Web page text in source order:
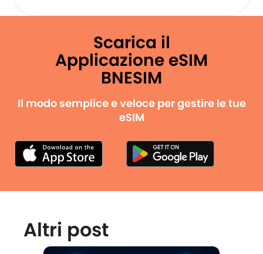
Scarica il
Applicazione eSIM
BNESIM
Il modo semplice e veloce per gestire le tue
eSIM
Altri post